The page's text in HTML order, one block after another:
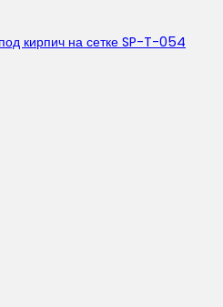
кирпич на сетке SP-T-054